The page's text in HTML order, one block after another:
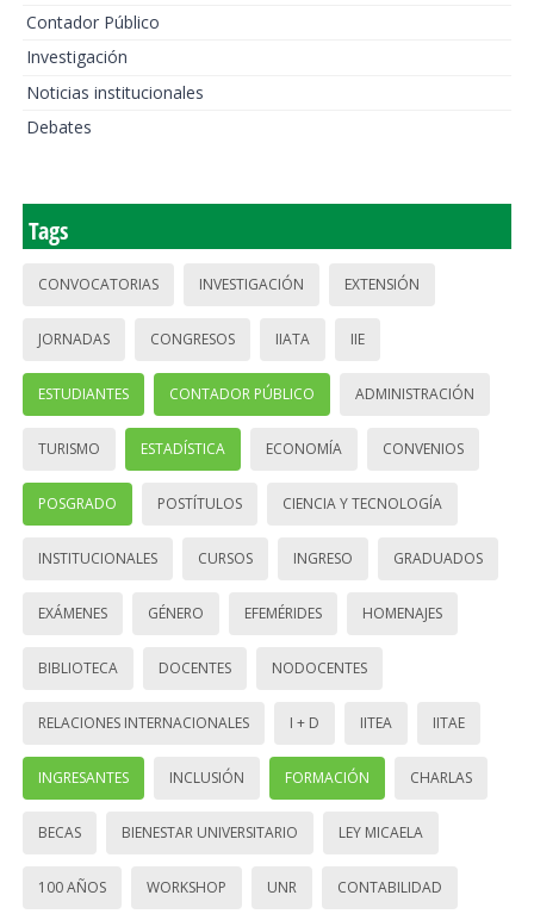
Contador Público
Investigación
Noticias institucionales
Debates
Tags
CONVOCATORIAS INVESTIGACIÓN EXTENSIÓN
JORNADAS CONGRESOS IIATA IIE
ESTUDIANTES CONTADOR PÚBLICO ADMINISTRACIÓN
TURISMO ESTADÍSTICA ECONOMÍA CONVENIOS
POSGRADO POSTÍTULOS CIENCIA Y TECNOLOGÍA
INSTITUCIONALES CURSOS INGRESO GRADUADOS
EXÁMENES GÉNERO EFEMÉRIDES HOMENAJES
BIBLIOTECA DOCENTES NODOCENTES
RELACIONES INTERNACIONALES I + D IITEA IITAE
INGRESANTES INCLUSIÓN FORMACIÓN CHARLAS
BECAS BIENESTAR UNIVERSITARIO LEY MICAELA
100 AÑOS WORKSHOP UNR CONTABILIDAD